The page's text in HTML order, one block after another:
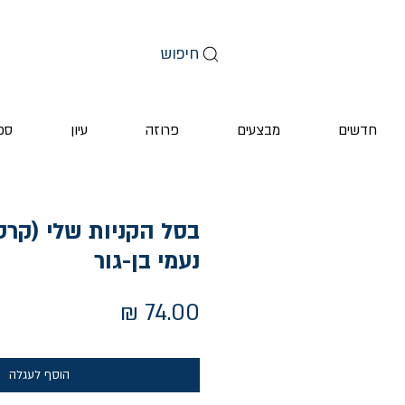
חיפוש
חדשים מבצעים פרוזה עיון
בסל הקניות שלי
נעמי בן-גור
הוסף לעגלה